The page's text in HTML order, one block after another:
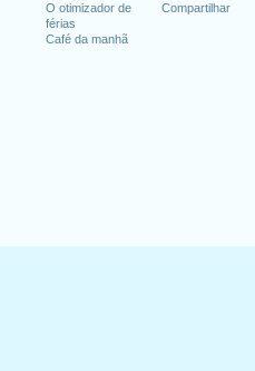
O otimizador de
férias
Café da manhã
Compartilhar